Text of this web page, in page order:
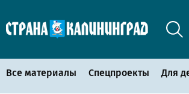
Все материалы Спецпроекты Для